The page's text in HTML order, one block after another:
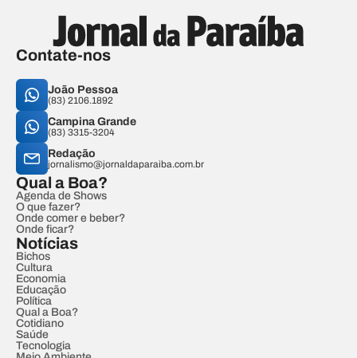
Contate-nos
João Pessoa
(83) 2106.1892
Campina Grande
(83) 3315-3204
Redação
jornalismo@jornaldaparaiba.com.br
Qual a Boa?
Agenda de Shows
O que fazer?
Onde comer e beber?
Onde ficar?
Notícias
Bichos
Cultura
Economia
Educação
Política
Qual a Boa?
Cotidiano
Saúde
Tecnologia